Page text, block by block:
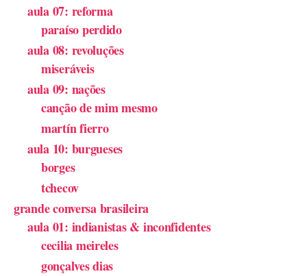
aula 07: reforma
paraíso perdido
aula 08: revoluções
miseráveis
aula 09: nações
canção de mim mesmo
martín fierro
aula 10: burgueses
borges
tchecov
grande conversa brasileira
aula 01: indianistas & inconfidentes
cecilia meireles
gonçalves dias